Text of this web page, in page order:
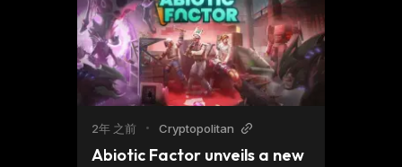
2年 之前 • Cryptopolitan
Abiotic Factor unveils a new